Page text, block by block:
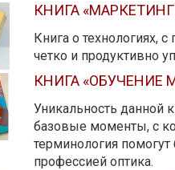
КНИГА
Книга о технологиях,
четко и продуктивно
КНИГА «ОБУЧЕНИЕ
Уникальность данной
базовые моменты, с
терминология
профессией оптика.